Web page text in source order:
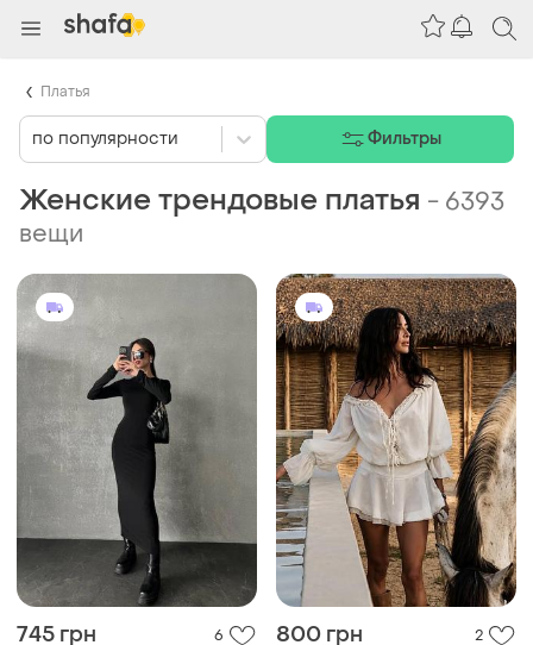
Женские трендовые платья - 6393
вещи
745 грн 6 800 грн 2
по популярности Фильтры
Платья